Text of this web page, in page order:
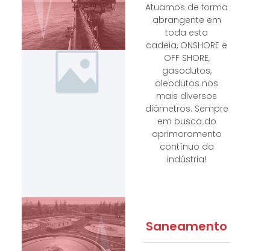
Atuamos de forma
abrangente em
toda esta
cadeia, ONSHORE e
OFF SHORE,
gasodutos,
oleodutos nos
mais diversos
diâmetros. Sempre
em busca do
aprimoramento
contínuo da
indústria!
Saneamento